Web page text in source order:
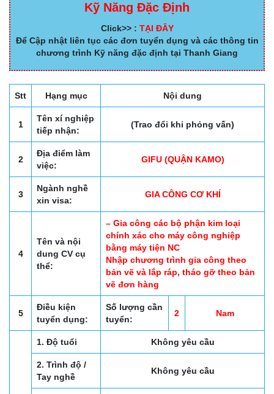
Kỹ Năng Đặc Định
Click>> : TẠI ĐÂY
Để Cập nhật liên tục các đơn tuyển dụng và các thông tin
chương trình Kỹ năng đặc định tại Thanh Giang
Stt Hạng mục Nội dung
1
Tên xí nghiệp
tiếp nhận:
(Trao đổi khi phỏng vấn)
2
Địa điểm làm
việc:
GIFU (QUẬN KAMO)
3
Ngành nghề
xin visa:
GIA CÔNG CƠ KHÍ
4
Tên và nội
dung CV cụ
thể:
– Gia công các bộ phận kim loại
chính xác cho máy công nghiệp
bằng máy tiện NC
Nhập chương trình gia công theo
bản vẽ và lắp ráp, tháo gỡ theo bản
vẽ đơn hàng
5
Điều kiện
tuyển dụng:
Số lượng cần
tuyển:
2 Nam
1. Độ tuổi Không yêu cầu
2. Trình độ /
Tay nghề
Không yêu cầu